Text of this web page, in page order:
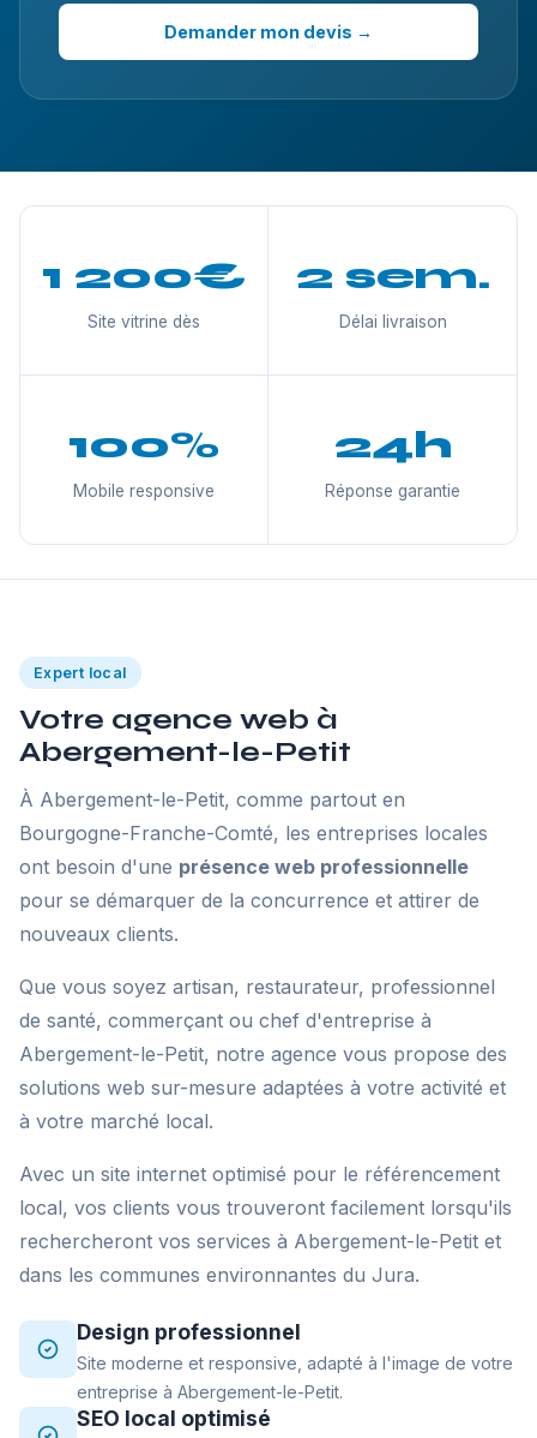
Demander mon devis →
1 200€
Site vitrine dès
2 sem.
Délai livraison
100%
Mobile responsive
24h
Réponse garantie
Expert local
Votre agence web à
Abergement-le-Petit
À Abergement-le-Petit, comme partout en
Bourgogne-Franche-Comté, les entreprises locales
ont besoin d'une présence web professionnelle
pour se démarquer de la concurrence et attirer de
nouveaux clients.
Que vous soyez artisan, restaurateur, professionnel
de santé, commerçant ou chef d'entreprise à
Abergement-le-Petit, notre agence vous propose des
solutions web sur-mesure adaptées à votre activité et
à votre marché local.
Avec un site internet optimisé pour le référencement
local, vos clients vous trouveront facilement lorsqu'ils
rechercheront vos services à Abergement-le-Petit et
dans les communes environnantes du Jura.
Design professionnel
Site moderne et responsive, adapté à l'image de votre
entreprise à Abergement-le-Petit.
SEO local optimisé